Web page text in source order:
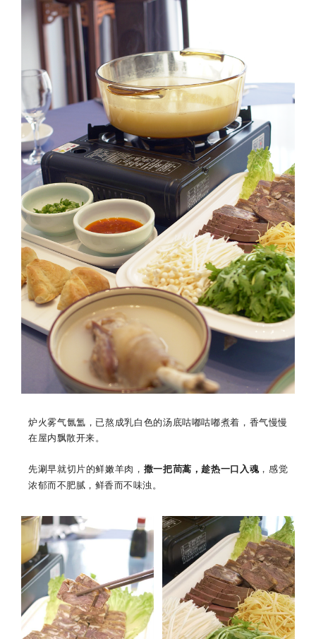
炉火雾气氤氲，已熬成乳白色的汤底咕嘟咕嘟煮着，香气慢慢
在屋内飘散开来。
先涮早就切片的鲜嫩羊肉， 撒一把茼蒿，趁热一口入魂，感觉
浓郁而不肥腻，鲜香而不味浊。